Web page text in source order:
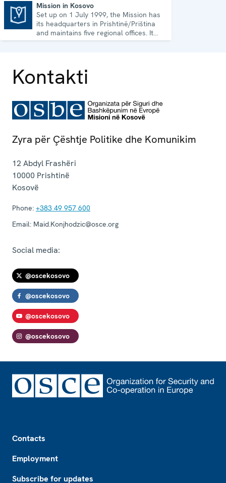
Mission in Kosovo
Set up on 1 July 1999, the Mission has
its headquarters in Prishtinë/Priština
and maintains five regional offices. It
runs a wide array of activities.
Kontakti
Zyra për Çështje Politike dhe Komunikim
12 Abdyl Frashëri
10000 Prishtinë
Kosovë
Phone: +383 49 957 600
Email: Maid.Konjhodzic@osce.org
Social media:
@oscekosovo
@oscekosovo
@oscekosovo
@oscekosovo
Contacts
Employment
Subscribe for updates